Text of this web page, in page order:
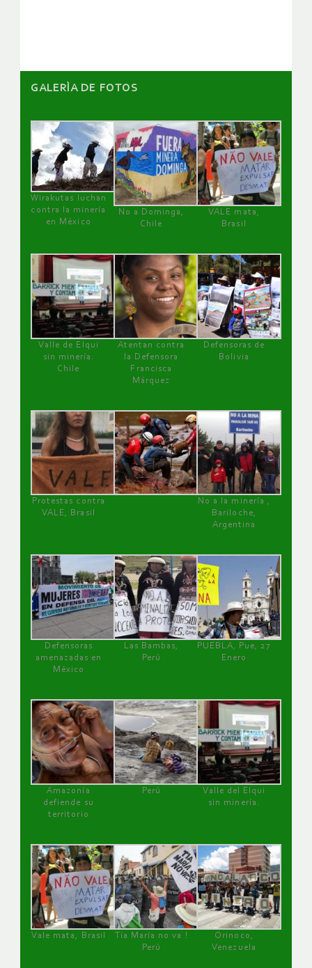
GALERÌA DE FOTOS
Wirakutas luchan
contra la minería
en México
No a Dominga,
Chile
VALE mata,
Brasil
Valle de Elqui
sin minería.
Chile
Atentan contra
la Defensora
Francisca
Márquez
Defensoras de
Bolivia
Protestas contra
VALE, Brasil
No a la minería ,
Bariloche,
Argentina
Defensoras
amenazadas en
México
Las Bambas,
Perú
PUEBLA, Pue, 27
Enero
Amazonía
defiende su
territorio
Perú
Valle del Elqui
sin minería.
Vale mata, Brasil
Tía María no va !
Perú
Orinoco,
Venezuela